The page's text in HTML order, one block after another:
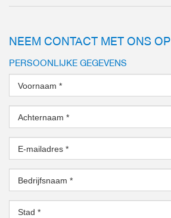
NEEM CONTACT MET ONS OP
PERSOONLIJKE GEGEVENS
Voornaam *
Achternaam *
E-mailadres *
Bedrijfsnaam *
Stad *